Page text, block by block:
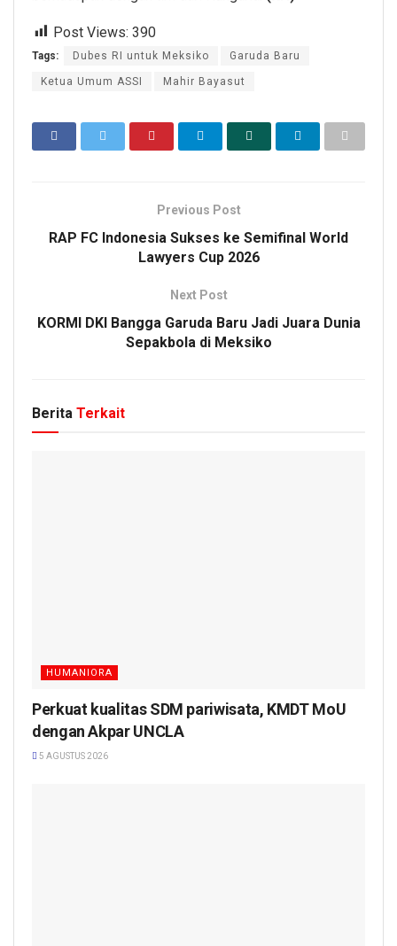
Post Views: 390
Tags: Dubes RI untuk Meksiko Garuda Baru
Ketua Umum ASSI Mahir Bayasut
Previous Post
RAP FC Indonesia Sukses ke Semifinal World
Lawyers Cup 2026
Next Post
KORMI DKI Bangga Garuda Baru Jadi Juara Dunia
Sepakbola di Meksiko
Berita Terkait
HUMANIORA
Perkuat kualitas SDM pariwisata, KMDT MoU
dengan Akpar UNCLA
5 AGUSTUS 2026